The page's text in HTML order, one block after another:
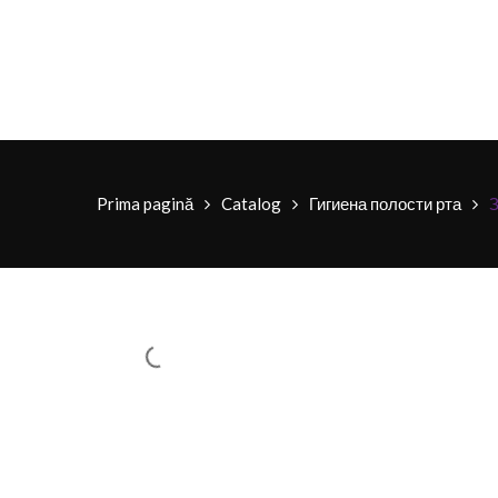
Prima pagină Catalog Гигиена полости рта